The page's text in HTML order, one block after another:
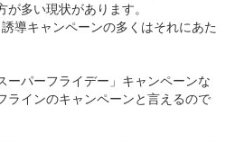
多い現状があります。
導キャンペーンの多くはそれにあた
ーパーフライデー」キャンペーンな
ラインのキャンペーンと言えるので